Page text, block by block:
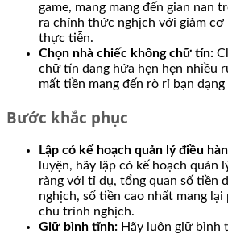
game, mang mang đến gian nan
ra chính thức nghịch với giảm cơ
thực tiễn.
Chọn nhà chiếc không chữ tín:
chữ tín đang hứa hẹn hẹn nhiều
mất tiền mang đến rò rỉ bạn
Bước khắc phục
Lập có kế hoạch quản lý điều
luyện, hãy lập có kế hoạch quản
ràng với tỉ dụ, tổng quan số tiền
nghịch, số tiền cao nhất mang
chu trình nghịch.
Giữ bình tĩnh: Hãy luôn giữ bình